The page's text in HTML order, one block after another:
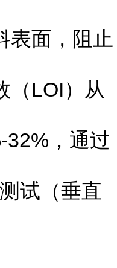
表面，阻止
（LOI）从
32%，通过
试（垂直